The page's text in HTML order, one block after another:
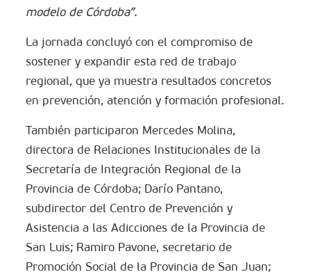
modelo de Córdoba”.
La jornada concluyó con el compromiso de
sostener y expandir esta red de trabajo
regional, que ya muestra resultados concretos
en prevención, atención y formación profesional.
También participaron Mercedes Molina,
directora de Relaciones Institucionales de la
Secretaría de Integración Regional de la
Provincia de Córdoba; Darío Pantano,
subdirector del Centro de Prevención y
Asistencia a las Adicciones de la Provincia de
San Luis; Ramiro Pavone, secretario de
Promoción Social de la Provincia de San Juan;